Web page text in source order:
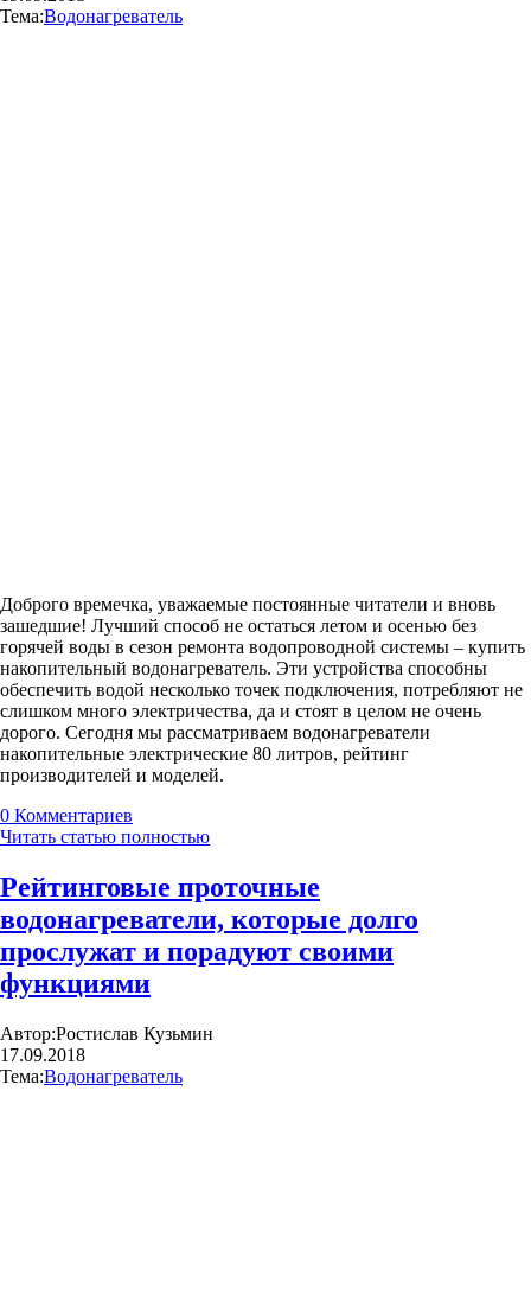
Тема:Водонагреватель
Доброго времечка, уважаемые постоянные читатели и вновь
зашедшие! Лучший способ не остаться летом и осенью без
горячей воды в сезон ремонта водопроводной системы – купить
накопительный водонагреватель. Эти устройства способны
обеспечить водой несколько точек подключения, потребляют не
слишком много электричества, да и стоят в целом не очень
дорого. Сегодня мы рассматриваем водонагреватели
накопительные электрические 80 литров, рейтинг
производителей и моделей.
0 Комментариев
Читать статью полностью
Рейтинговые проточные
водонагреватели, которые долго
прослужат и порадуют своими
функциями
Автор:Ростислав Кузьмин
17.09.2018
Тема:Водонагреватель